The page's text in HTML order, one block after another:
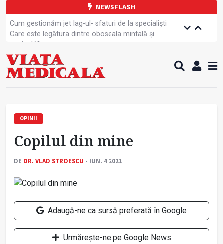
NEWSFLASH
Cum gestionăm jet lag-ul- sfaturi de la specialiști
Care este legătura dintre oboseala mintală și
caniculă?
Campanie de prevenție dedicată sportivelor
Un nou studiu pentru testarea unui vaccin împotriva
tulpinei Bundibugyo a virusului Ebola
sănătate
Demersuri pentru acces transfrontalier la date
medicale
Contractul cadru ar putea fi modificat
temporar
OPINII
Copilul din mine
DE DR. VLAD STROESCU - IUN. 4 2021
Adaugă-ne ca sursă preferată în Google
Urmărește-ne pe Google News